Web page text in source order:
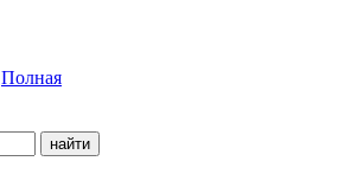
Полная